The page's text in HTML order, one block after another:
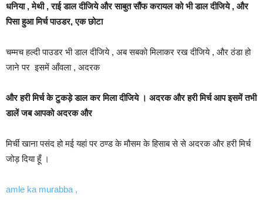
धनिया , मेथी , राई डाल दीजिये और साबुत सौंफ करायल को भी डाल दीजिये , और
पिसा हुआ मिर्च पाउडर, एक छोटा
चम्मच हल्दी पाउडर भी डाल दीजिये , अब सबको मिलाकर रख दीजिये , और ठंडा हो
जाने पर इसमें आँवला , अदरक
और हरी मिर्च के टुकड़े डाल कर मिला दीजिये । अदरक और हरी मिर्च आप इसमें तभी
डालें जब आपको अदरक और
मिर्ची खाना पसंद हो मई यहां पर ठण्ड के मौसम के हिसाब से से अदरक और हरी मिर्च
जोड़ दिया हूँ ।
amle ka murabba ,